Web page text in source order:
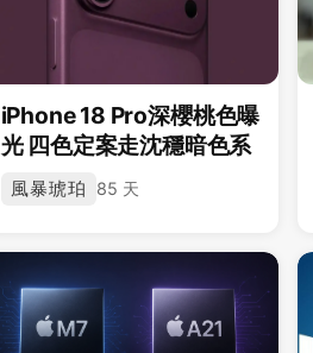
iPhone 18 Pro深櫻桃色曝
光 四色定案走沈穩暗色系
風暴琥珀 85 天